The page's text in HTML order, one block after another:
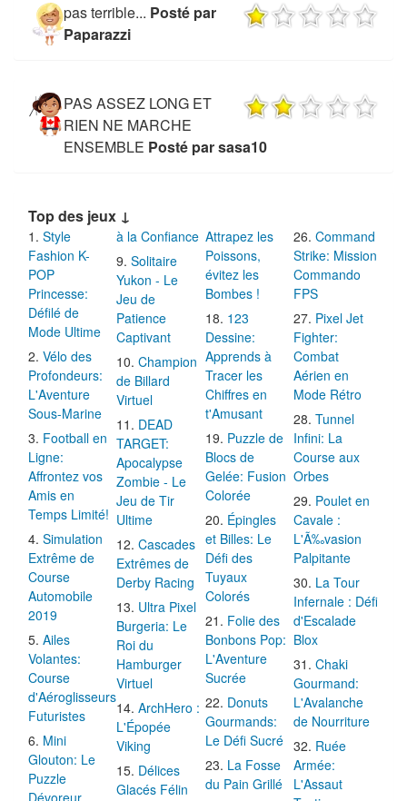
pas terrible... Posté par
Paparazzi
PAS ASSEZ LONG ET
RIEN NE MARCHE
ENSEMBLE Posté par sasa10
Top des jeux ↓
Style
Fashion K-
POP
Princesse:
Défilé de
Mode Ultime
Vélo des
Profondeurs:
L'Aventure
Sous-Marine
Football en
Ligne:
Affrontez vos
Amis en
Temps Limité!
Simulation
Extrême de
Course
Automobile
2019
Ailes
Volantes:
Course
d'Aéroglisseurs
Futuristes
Mini
Glouton: Le
Puzzle
Dévoreur
à la Confiance
Solitaire
Yukon - Le
Jeu de
Patience
Captivant
Champion
de Billard
Virtuel
DEAD
TARGET:
Apocalypse
Zombie - Le
Jeu de Tir
Ultime
Cascades
Extrêmes de
Derby Racing
Ultra Pixel
Burgeria: Le
Roi du
Hamburger
Virtuel
ArchHero :
L'Épopée
Viking
Délices
Glacés Félin
Attrapez les
Poissons,
évitez les
Bombes !
123
Dessine:
Apprends à
Tracer les
Chiffres en
t'Amusant
Puzzle de
Blocs de
Gelée: Fusion
Colorée
Épingles
et Billes: Le
Défi des
Tuyaux
Colorés
Folie des
Bonbons Pop:
L'Aventure
Sucrée
Donuts
Gourmands:
Le Défi Sucré
La Fosse
du Pain Grillé
Command
Strike: Mission
Commando
FPS
Pixel Jet
Fighter:
Combat
Aérien en
Mode Rétro
Tunnel
Infini: La
Course aux
Orbes
Poulet en
Cavale :
L'Ã‰vasion
Palpitante
La Tour
Infernale : Défi
d'Escalade
Blox
Chaki
Gourmand:
L'Avalanche
de Nourriture
Ruée
Armée:
L'Assaut